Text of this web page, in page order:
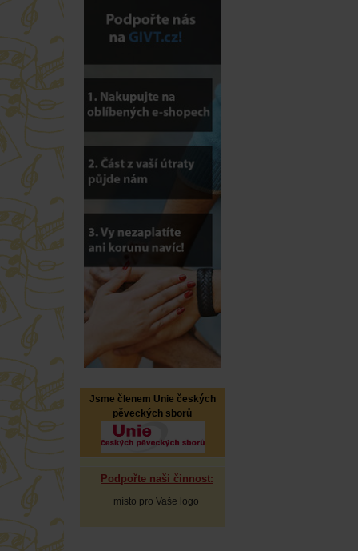
Jsme členem Unie českých
pěveckých sborů
Podpořte naši činnost:
místo pro Vaše logo